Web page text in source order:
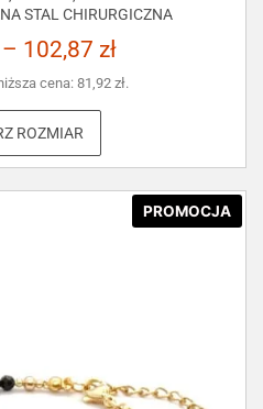
STAL CHIRURGICZNA
– 102,87 zł
cena: 81,92 zł.
ROZMIAR
PROMOCJA